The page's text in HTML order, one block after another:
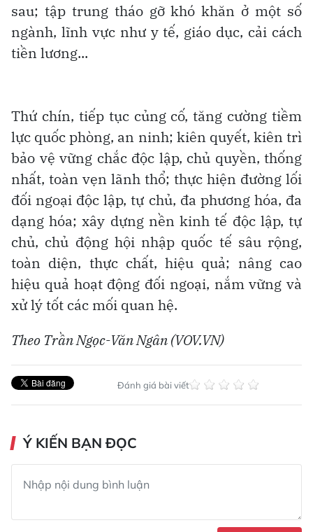
sau; tập trung tháo gỡ khó khăn ở một số
ngành, lĩnh vực như y tế, giáo dục, cải cách
tiền lương...
Thứ chín, tiếp tục củng cố, tăng cường tiềm
lực quốc phòng, an ninh; kiên quyết, kiên trì
bảo vệ vững chắc độc lập, chủ quyền, thống
nhất, toàn vẹn lãnh thổ; thực hiện đường lối
đối ngoại độc lập, tự chủ, đa phương hóa, đa
dạng hóa; xây dựng nền kinh tế độc lập, tự
chủ, chủ động hội nhập quốc tế sâu rộng,
toàn diện, thực chất, hiệu quả; nâng cao
hiệu quả hoạt động đối ngoại, nắm vững và
xử lý tốt các mối quan hệ.
Theo Trần Ngọc-Văn Ngân (VOV.VN)
Đánh giá bài viết
Ý KIẾN BẠN ĐỌC